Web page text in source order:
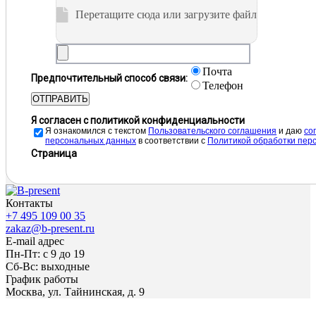
Перетащите сюда или загрузите файл
Предпочтительный способ связи:
Почта
Телефон
ОТПРАВИТЬ
Я согласен с политикой конфиденциальности
Я ознакомился с текстом Пользовательского соглашения и даю
персональных данных в соответствии с Политикой обработки
Страница
Контакты
+7 495 109 00 35
zakaz@b-present.ru
E-mail адрес
Пн-Пт: с 9 до 19
Сб-Вс: выходные
График работы
Москва, ул. Тайнинская, д. 9